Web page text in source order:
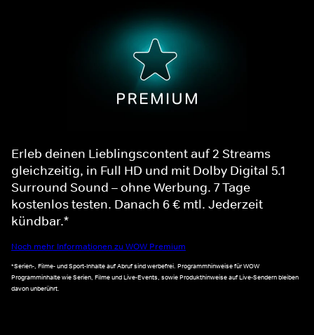
Erleb deinen Lieblingscontent auf 2 Streams
gleichzeitig, in Full HD und mit Dolby Digital 5.1
Surround Sound – ohne Werbung. 7 Tage
kostenlos testen. Danach 6 € mtl. Jederzeit
kündbar.*
Noch mehr Informationen zu WOW Premium
*Serien-, Filme- und Sport-Inhalte auf Abruf sind werbefrei. Programmhinweise für WOW
Programminhalte wie Serien, Filme und Live-Events, sowie Produkthinweise auf Live-Sendern bleiben
davon unberührt.